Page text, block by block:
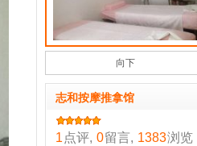
向下
志和按摩推拿馆
1 点评, 0留言, 1383浏览